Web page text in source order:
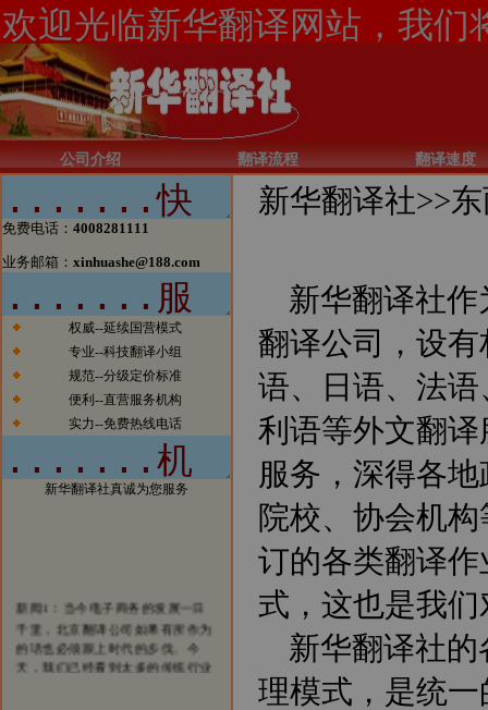
公司介绍 翻译流程 翻译速度
免费电话： 4008281111
业务邮箱： xinhuashe@188.com
权威--延续国营模式
专业--科技翻译小组
规范--分级定价标准
便利--直营服务机构
实力--免费热线电话
新华翻译社真诚为您服务
千里，北京翻译公司如果有所作为
的话也必须跟上时代的步伐。今
天，我们已经看到太多的传统行业
涉足电子商务而大获成功的案例。
新华翻译社>>
新华翻译社作
翻译公司，设
语、日语、法
利语等外文翻
服务，深得各
院校、协会机
订的各类翻译
式，这也是我
新华翻译社的
理模式，是统